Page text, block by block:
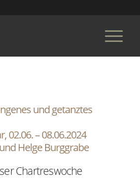
und getanztes
02.06. – 08.06.2024
Helge Burggrabe
Chartreswoche